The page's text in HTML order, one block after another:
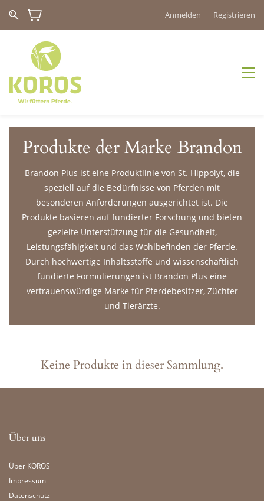
Anmelden Registrieren
Produkte der Marke Brandon
Brandon Plus ist eine Produktlinie von St. Hippolyt, die
speziell auf die Bedürfnisse von Pferden mit
besonderen Anforderungen ausgerichtet ist. Die
Produkte basieren auf fundierter Forschung und bieten
gezielte Unterstützung für die Gesundheit,
Leistungsfähigkeit und das Wohlbefinden der Pferde.
Durch hochwertige Inhaltsstoffe und wissenschaftlich
fundierte Formulierungen ist Brandon Plus eine
vertrauenswürdige Marke für Pferdebesitzer, Züchter
und Tierärzte.
Keine Produkte in dieser Sammlung.
Über uns
Über KOROS
Impressum
Datenschutz